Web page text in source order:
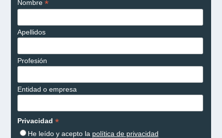
Nombre *
Apellidos
Profesión
Entidad o empresa
Privacidad *
He leído y acepto la política de privacidad